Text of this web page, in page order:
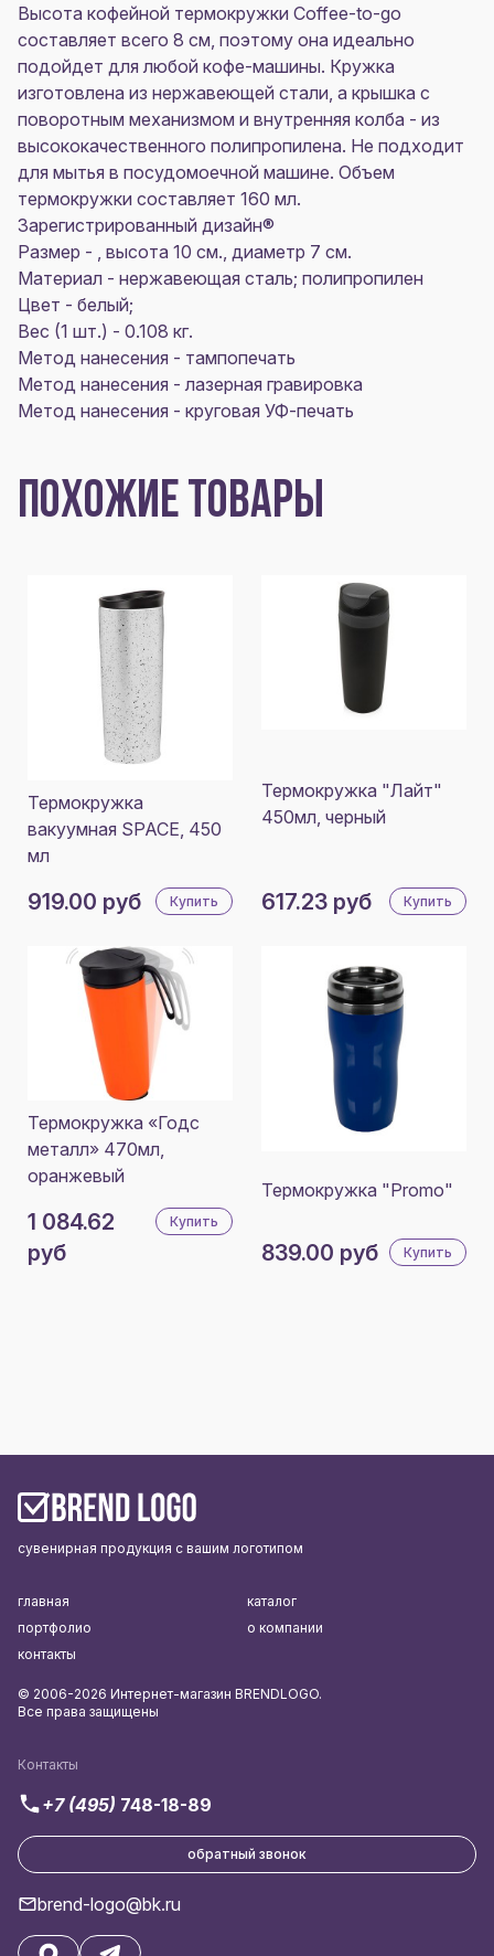
Высота кофейной термокружки Coffee-to-go
составляет всего 8 см, поэтому она идеально
подойдет для любой кофе-машины. Кружка
изготовлена из нержавеющей стали, а крышка с
поворотным механизмом и внутренняя колба - из
высококачественного полипропилена. Не подходит
для мытья в посудомоечной машине. Объем
термокружки составляет 160 мл.
Зарегистрированный дизайн®
Размер - , высота 10 см., диаметр 7 см.
Материал - нержавеющая сталь; полипропилен
Цвет - белый;
Вес (1 шт.) - 0.108 кг.
Метод нанесения - тампопечать
Метод нанесения - лазерная гравировка
Метод нанесения - круговая УФ-печать
ПОХОЖИЕ ТОВАРЫ
Термокружка
вакуумная SPACE, 450
мл
919.00 руб Купить
Термокружка "Лайт"
450мл, черный
617.23 руб Купить
Термокружка «Годс
металл» 470мл,
оранжевый
1 084.62
руб
Купить
Термокружка "Promo"
839.00 руб Купить
сувенирная продукция с вашим логотипом
Контакты
+7 (495) 748-18-89
обратный звонок
brend-logo@bk.ru
главная
каталог
портфолио
о компании
контакты
© 2006-2026 Интернет-магазин BRENDLOGO.
Все права защищены